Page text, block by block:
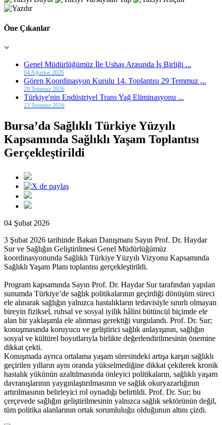
Öne Çıkanlar
Genel Müdürlüğümüz İle Ushaş Arasında İş Birliği ...
04 Ağustos 2026
Gören Koordinasyon Kurulu 14. Toplantısı 29 Temmuz ...
29 Temmuz 2026
Türkiye'nin Endüstriyel Trans Yağ Eliminasyonu ...
23 Temmuz 2026
Bursa’da Sağlıklı Türkiye Yüzyılı
Kapsamında Sağlıklı Yaşam Toplantısı
Gerçekleştirildi
04 Şubat 2026
3 Şubat 2026 tarihinde Bakan Danışmanı Sayın Prof. Dr. Haydar
Sur ve Sağlığın Geliştirilmesi Genel Müdürlüğümüz
koordinasyonunda Sağlıklı Türkiye Yüzyılı Vizyonu Kapsamında
Sağlıklı Yaşam Planı toplantısı gerçekleştirildi.
Program kapsamında Sayın Prof. Dr. Haydar Sur tarafından yapılan
sunumda Türkiye’de sağlık politikalarının geçirdiği dönüşüm süreci
ele alınarak sağlığın yalnızca hastalıkların tedavisiyle sınırlı olmayan
bireyin fiziksel, ruhsal ve sosyal iyilik hâlini bütüncül biçimde ele
alan bir yaklaşımla ele alınması gerektiği vurgulandı. Prof. Dr. Sur;
konuşmasında koruyucu ve geliştirici sağlık anlayışının, sağlığın
sosyal ve kültürel boyutlarıyla birlikte değerlendirilmesinin önemine
dikkat çekti.
Konuşmada ayrıca ortalama yaşam süresindeki artışa karşın sağlıklı
geçirilen yılların aynı oranda yükselmediğine dikkat çekilerek kronik
hastalık yükünün azaltılmasında önleyici politikaların, sağlıklı yaşam
davranışlarının yaygınlaştırılmasının ve sağlık okuryazarlığının
artırılmasının belirleyici rol oynadığı belirtildi. Prof. Dr. Sur; bu
çerçevede sağlığın geliştirilmesinin yalnızca sağlık sektörünün değil,
tüm politika alanlarının ortak sorumluluğu olduğunun altını çizdi.